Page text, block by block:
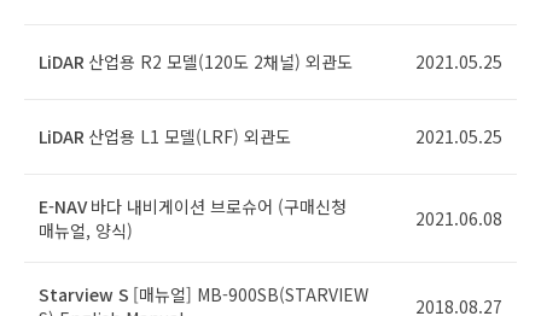
LiDAR 산업용 R2 모델(120도 2채널) 외관도 2021.05.25
LiDAR 산업용 L1 모델(LRF) 외관도 2021.05.25
E-NAV 바다 내비게이션 브로슈어 (구매신청
매뉴얼, 양식)
2021.06.08
Starview S [매뉴얼] MB-900SB(STARVIEW
2018.08.27